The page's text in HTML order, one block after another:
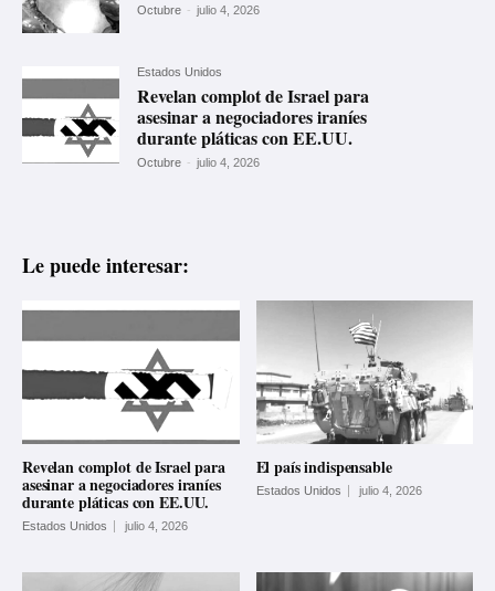
Octubre - julio 4, 2026
Estados Unidos
Revelan complot de Israel para
asesinar a negociadores iraníes
durante pláticas con EE.UU.
Octubre - julio 4, 2026
Le puede interesar:
Revelan complot de Israel para
asesinar a negociadores iraníes
durante pláticas con EE.UU.
Estados Unidos julio 4, 2026
El país indispensable
Estados Unidos julio 4, 2026